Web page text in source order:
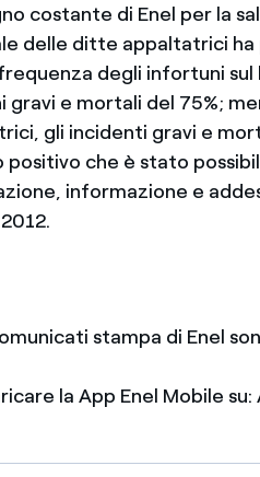
costante di Enel per la
delle ditte appaltatrici
degli infortuni
gravi e mortali del 75%;
gli incidenti gravi e
positivo che è stato
informazione e
stampa di Enel
la App Enel Mobile